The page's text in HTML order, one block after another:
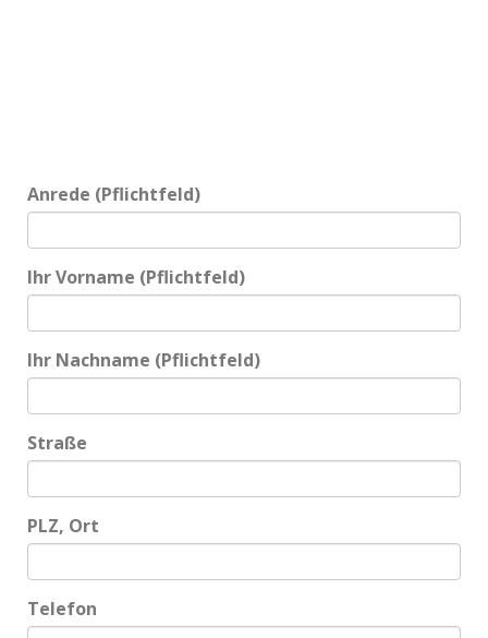
Anrede (Pflichtfeld)
Ihr Vorname (Pflichtfeld)
Ihr Nachname (Pflichtfeld)
Bitte lasse dieses Feld leer.
Straße
PLZ, Ort
Telefon